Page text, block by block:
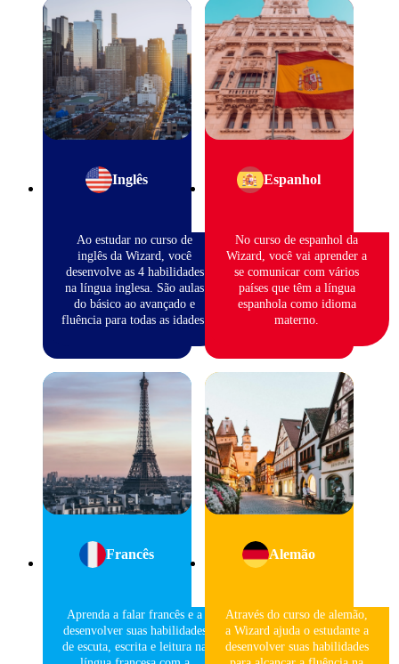
Inglês
Ao estudar no curso de
inglês da Wizard, você
desenvolve as 4 habilidades
na língua inglesa. São aulas
do básico ao avançado e
fluência para todas as idades.
Espanhol
No curso de espanhol da
Wizard, você vai aprender a
se comunicar com vários
países que têm a língua
espanhola como idioma
materno.
Francês
Aprenda a falar francês e a
desenvolver suas habilidades
de escuta, escrita e leitura na
Alemão
Através do curso de alemão,
a Wizard ajuda o estudante a
desenvolver suas habilidades